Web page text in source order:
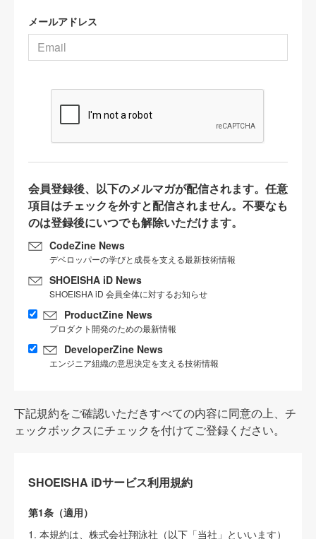
メールアドレス
会員登録後、以下のメルマガが配信されます。任意
項目はチェックを外すと配信されません。不要なも
のは登録後にいつでも解除いただけます。
CodeZine News
デベロッパーの学びと成長を支える最新技術情報
SHOEISHA iD News
SHOEISHA iD 会員全体に対するお知らせ
ProductZine News
プロダクト開発のための最新情報
DeveloperZine News
エンジニア組織の意思決定を支える技術情報
下記規約をご確認いただきすべての内容に同意の上、チ
ェックボックスにチェックを付けてご登録ください。
SHOEISHA iDサービス利用規約
第1条（適用）
1. 本規約は、株式会社翔泳社（以下「当社」といいます）